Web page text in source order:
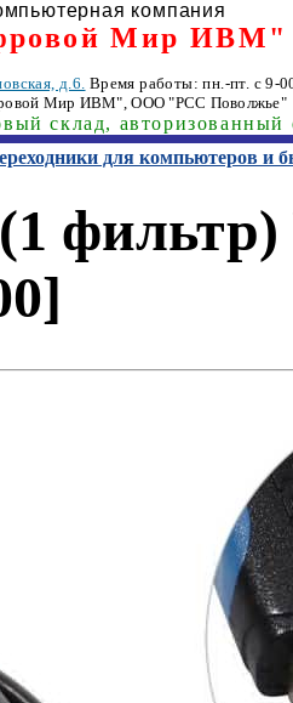
компания
Мир ИВМ"
д.6. Время работы: пн.-пт. с 9-
Мир ИВМ", ООО "РСС Поволжье"
склад, авторизованный
для компьютеров и